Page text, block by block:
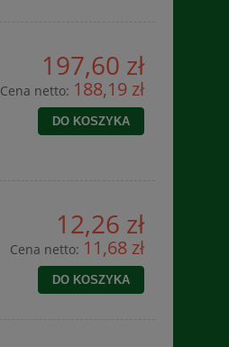
197,60 zł
Cena netto: 188,19 zł
DO KOSZYKA
12,26 zł
Cena netto: 11,68 zł
DO KOSZYKA